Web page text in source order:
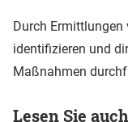
Durch Ermittlungen
identifizieren und
Maßnahmen
Lesen Sie auch